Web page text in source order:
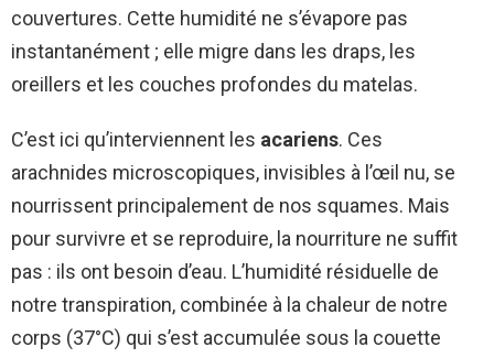
couvertures. Cette humidité ne s’évapore pas
instantanément ; elle migre dans les draps, les
oreillers et les couches profondes du matelas.
C’est ici qu’interviennent les acariens. Ces
arachnides microscopiques, invisibles à l’œil nu, se
nourrissent principalement de nos squames. Mais
pour survivre et se reproduire, la nourriture ne suffit
pas : ils ont besoin d’eau. L’humidité résiduelle de
notre transpiration, combinée à la chaleur de notre
corps (37°C) qui s’est accumulée sous la couette